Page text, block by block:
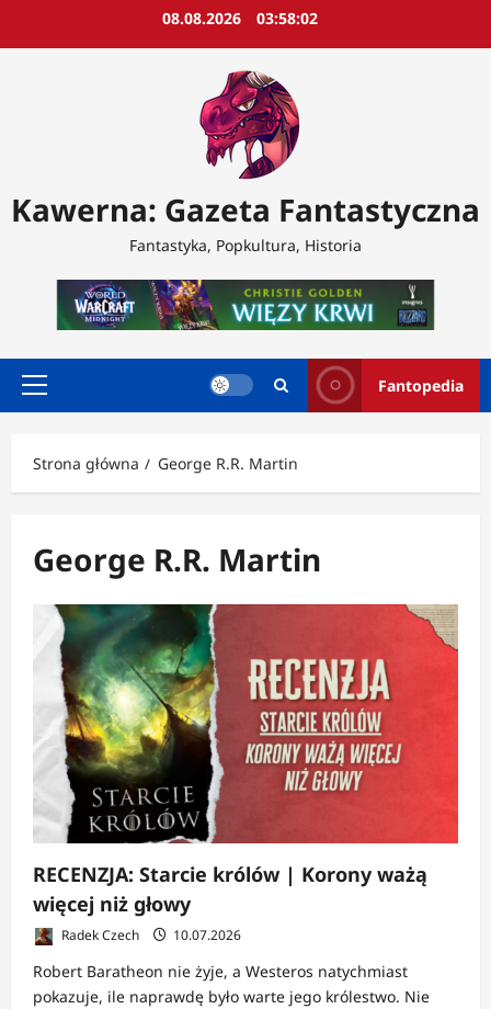
08.08.2026 03:58:05
Kawerna: Gazeta Fantastyczna
Fantastyka, Popkultura, Historia
Menu
Fantopedia
Strona główna George R.R. Martin
George R.R. Martin
RECENZJA: Starcie królów | Korony ważą
więcej niż głowy
Radek Czech 10.07.2026
Robert Baratheon nie żyje, a Westeros natychmiast
pokazuje, ile naprawdę było warte jego królestwo. Nie